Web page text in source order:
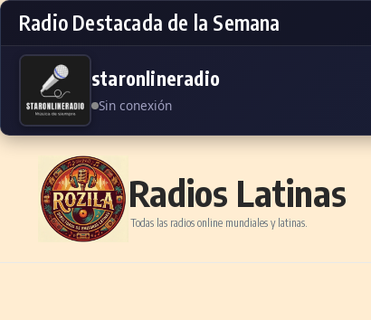
Radio Destacada de la Semana
staronlineradio
Sin conexión
Skip to content
Radios Latinas
Todas las radios online mundiales y latinas.